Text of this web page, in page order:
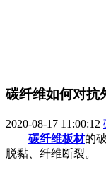
碳纤维如何对抗
2020-08-17 11:00:12
碳纤维板材的
脱黏、纤维断裂。